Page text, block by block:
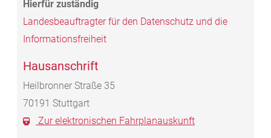
Landesbeauftragter für den Datenschutz und die
Informationsfreiheit
Hausanschrift
Heilbronner Straße 35
70191 Stuttgart
Zur elektronischen Fahrplanauskunft